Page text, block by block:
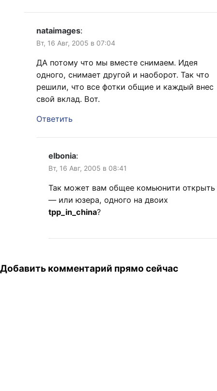
nataimages:
Вт, 16 Авг, 2005 в 07:04
ДА потому что мы вместе снимаем. Идея
одного, снимает другой и наоборот. Так что
решили, что все фотки общие и каждый внес
свой вклад. Вот.
Ответить
elbonia:
Вт, 16 Авг, 2005 в 08:41
Так может вам общее комьюнити открыть
— или юзера, одного на двоих
tpp_in_china?
Добавить комментарий прямо сейчас